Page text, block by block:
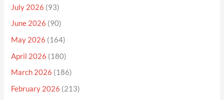
July 2026 (93)
June 2026 (90)
May 2026 (164)
April 2026 (180)
March 2026 (186)
February 2026 (213)